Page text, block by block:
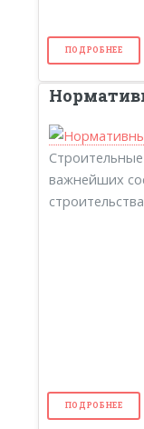
ПОДРОБНЕЕ
важнейших
ПОДРОБНЕЕ